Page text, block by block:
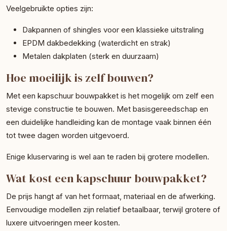
Veelgebruikte opties zijn:
Dakpannen of shingles voor een klassieke uitstraling
EPDM dakbedekking (waterdicht en strak)
Metalen dakplaten (sterk en duurzaam)
Hoe moeilijk is zelf bouwen?
Met een kapschuur bouwpakket is het mogelijk om zelf een
stevige constructie te bouwen. Met basisgereedschap en
een duidelijke handleiding kan de montage vaak binnen één
tot twee dagen worden uitgevoerd.
Enige kluservaring is wel aan te raden bij grotere modellen.
Wat kost een kapschuur bouwpakket?
De prijs hangt af van het formaat, materiaal en de afwerking.
Eenvoudige modellen zijn relatief betaalbaar, terwijl grotere of
luxere uitvoeringen meer kosten.